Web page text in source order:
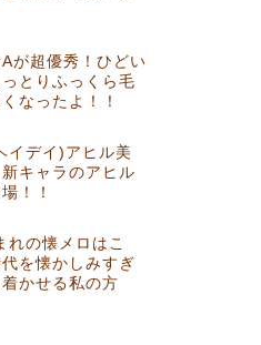
が超優秀！ひどい
とりふっくら毛
なったよ！！
イデイ)アヒル美
キャラのアヒル
！！
れの懐メロはこ
を懐かしみすぎ
かせる私の方